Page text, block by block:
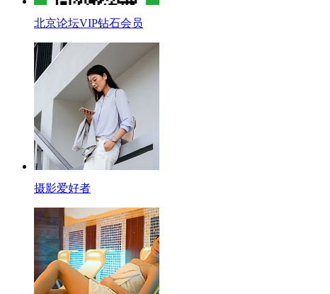
北京论坛VIP钻石会员
摄影爱好者